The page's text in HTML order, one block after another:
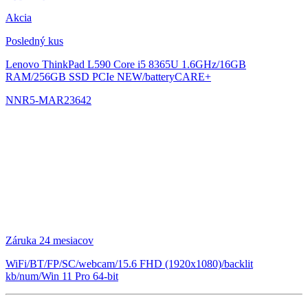
Akcia
Posledný kus
Lenovo ThinkPad L590 Core i5 8365U 1.6GHz/16GB
RAM/256GB SSD PCIe NEW/batteryCARE+
NNR5-MAR23642
Záruka 24 mesiacov
WiFi/BT/FP/SC/webcam/15.6 FHD (1920x1080)/backlit
kb/num/Win 11 Pro 64-bit